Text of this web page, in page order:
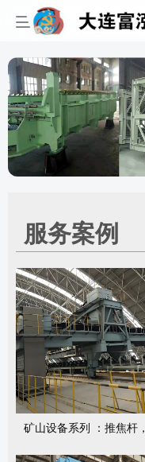
服务案例